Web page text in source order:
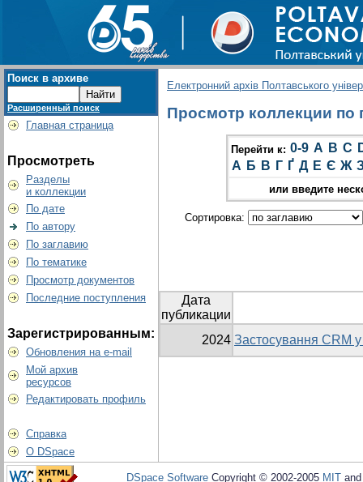
Поиск в архиве
Расширенный поиск
Главная страница
Просмотреть
Разделы
и коллекции
По дате
По автору
По заглавию
По тематике
Просмотр документов
Последние поступления
Зарегистрированным:
Обновления на e-mail
Мой архив
ресурсов
Редактировать профиль
Справка
О DSpace
Електронний архів Полтавського
Просмотр коллекции по
Перейти к: 0-9 A B C
А Б В Г Ґ Д Е Є Ж
или введите
Сортировка:
Дата
публикации
2024 Застосування CRM у
DSpace Software Copyright © 2002-2005 MIT